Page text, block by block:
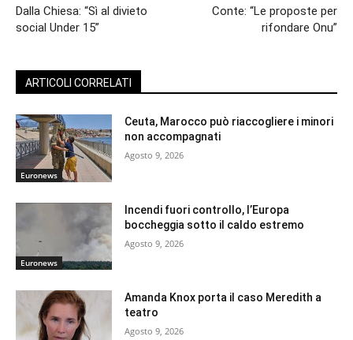
Dalla Chiesa: “Sì al divieto
social Under 15”
Conte: “Le proposte per
rifondare Onu”
ARTICOLI CORRELATI
Euronews
Ceuta, Marocco può riaccogliere i minori
non accompagnati
Agosto 9, 2026
Euronews
Incendi fuori controllo, l’Europa
boccheggia sotto il caldo estremo
Agosto 9, 2026
Amanda Knox porta il caso Meredith a
teatro
Agosto 9, 2026